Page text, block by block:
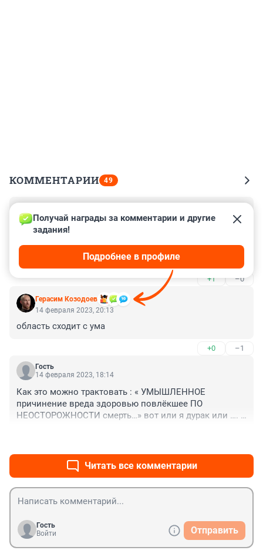
КОММЕНТАРИИ 49
15 февраля 2023, 07:27
Почему ещё и бабу провокаторшу не засудили ?
Сколько уже случаев когда истерики спровоцировали
на преступления ?
+1 –0
Герасим Козодоев
Получай награды за комментарии и другие
задания!
Подробнее в профиле
14 февраля 2023, 20:13
область сходит с ума
+0 –1
Гость
14 февраля 2023, 18:14
Как это можно трактовать : « УМЫШЛЕННОЕ
причинение вреда здоровью повлёкшее ПО
НЕОСТОРОЖНОСТИ смерть…» вот или я дурак или ….
Читать все комментарии
Гость
Войти
Отправить